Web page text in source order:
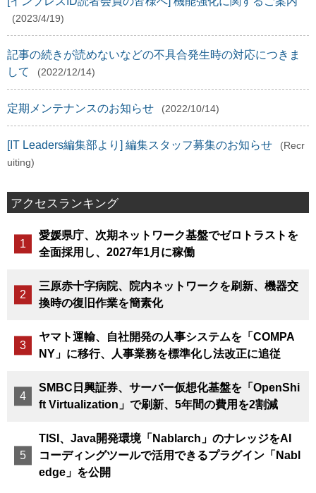
(2023/4/19)
記事の続きが読めないなどの不具合発生時の対応につきま
して
(2022/12/14)
定期メンテナンスのお知らせ (2022/10/14)
[IT Leaders編集部より] 編集スタッフ募集のお知らせ
(Recr
uiting)
アクセスランキング
愛媛県庁、次期ネットワーク基盤でゼロトラストを
全面採用し、2027年1月に稼働
三原赤十字病院、院内ネットワークを刷新、機器交
換時の復旧作業を簡素化
ヤマト運輸、自社開発の人事システムを「COMPA
NY」に移行、人事業務を標準化し法改正に追従
SMBC日興証券、サーバー仮想化基盤を「OpenShi
ft Virtualization」で刷新、5年間の費用を2割減
TISI、Java開発環境「Nablarch」のナレッジをAI
コーディングツールで活用できるプラグイン「Nabl
edge」を公開